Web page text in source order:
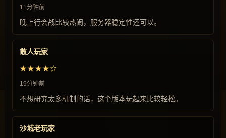
11分钟前
晚上行会战比较热闹，服务器稳定性还可以。
散人玩家
★★★★☆
19分钟前
不想研究太多机制的话，这个版本玩起来比较轻松。
沙城老玩家